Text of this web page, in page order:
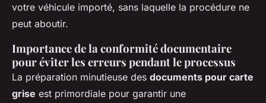
votre véhicule importé, sans laquelle la procédure ne
peut aboutir.
Importance de la conformité documentaire
pour éviter les erreurs pendant le processus
La préparation minutieuse des documents pour carte
grise est primordiale pour garantir une